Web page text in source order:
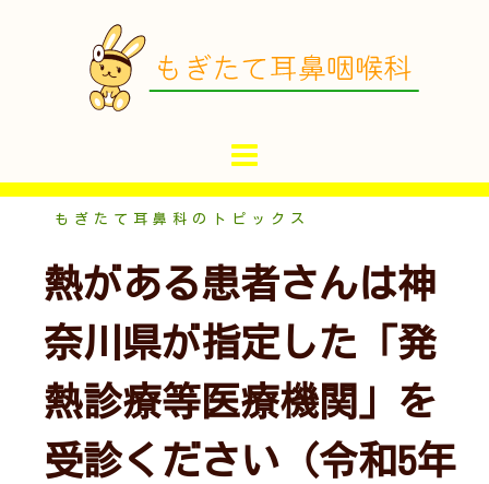
もぎたて耳鼻科のトピックス
熱がある患者さんは神
奈川県が指定した「発
熱診療等医療機関」を
受診ください（令和5年